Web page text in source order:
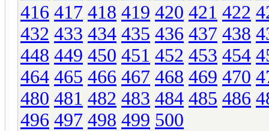
416 417 418 419 420 421 422
432 433 434 435 436 437 438
448 449 450 451 452 453 454
464 465 466 467 468 469 470
480 481 482 483 484 485 486
496 497 498 499 500